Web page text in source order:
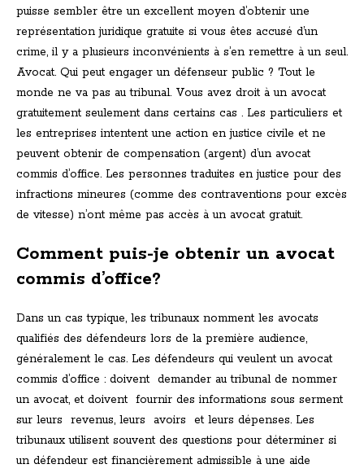
puisse sembler être un excellent moyen d’obtenir une
représentation juridique gratuite si vous êtes accusé d’un
crime, il y a plusieurs inconvénients à s’en remettre à un seul.
Avocat. Qui peut engager un défenseur public ? Tout le
monde ne va pas au tribunal. Vous avez droit à un avocat
gratuitement seulement dans certains cas . Les particuliers et
les entreprises intentent une action en justice civile et ne
peuvent obtenir de compensation (argent) d’un avocat
commis d’office. Les personnes traduites en justice pour des
infractions mineures (comme des contraventions pour excès
de vitesse) n’ont même pas accès à un avocat gratuit.
Comment puis-je obtenir un avocat
commis d’office?
Dans un cas typique, les tribunaux nomment les avocats
qualifiés des défendeurs lors de la première audience,
généralement le cas. Les défendeurs qui veulent un avocat
commis d’office : doivent demander au tribunal de nommer
un avocat, et doivent fournir des informations sous serment
sur leurs revenus, leurs avoirs et leurs dépenses. Les
tribunaux utilisent souvent des questions pour déterminer si
un défendeur est financièrement admissible à une aide